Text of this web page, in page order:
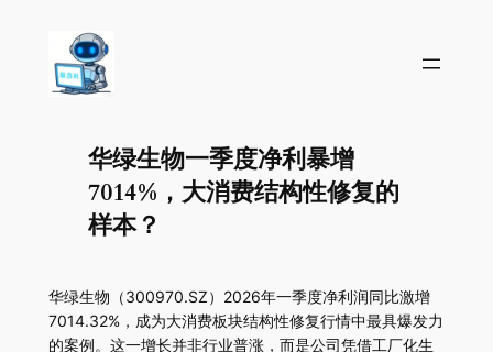
华绿生物一季度净利暴增
7014%，大消费结构性修复的
样本？
华绿生物（300970.SZ）2026年一季度净利润同比激增
7014.32%，成为大消费板块结构性修复行情中最具爆发力
的案例。这一增长并非行业普涨，而是公司凭借工厂化生